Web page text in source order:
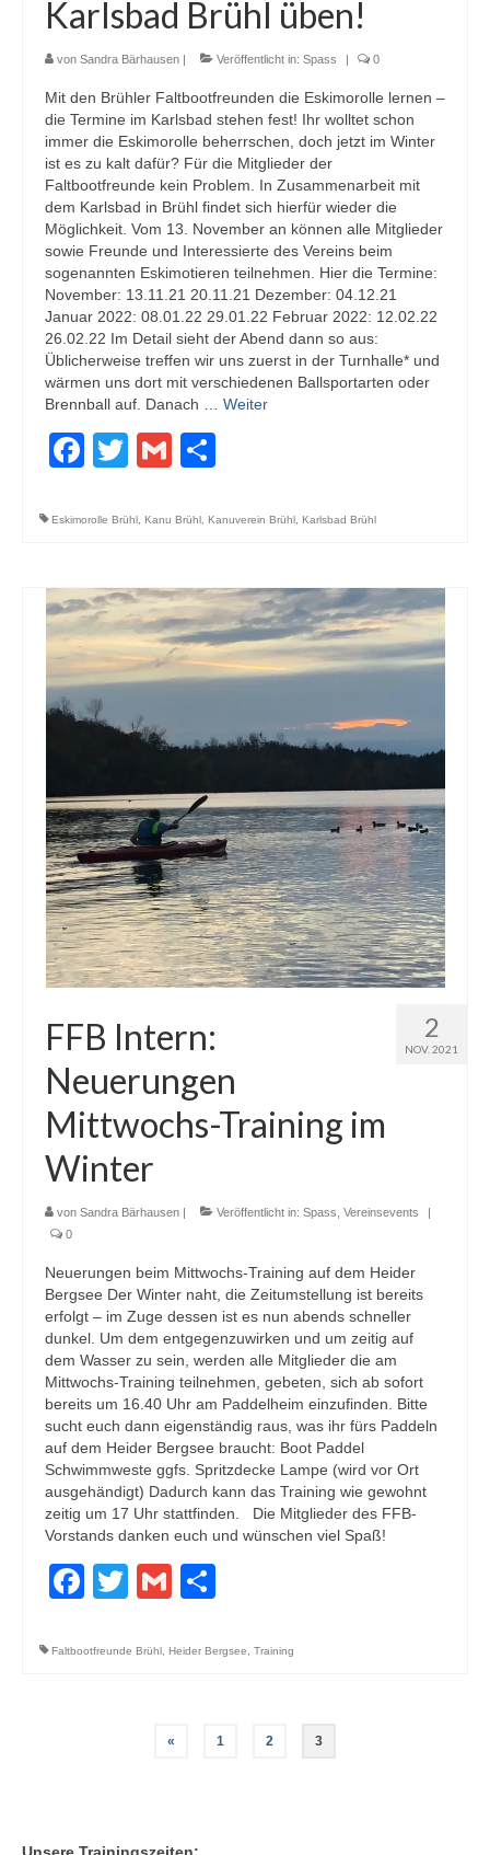
Karlsbad Brühl üben!
von Sandra Bärhausen Veröffentlicht in: Spass 0
Mit den Brühler Faltbootfreunden die Eskimorolle lernen –
die Termine im Karlsbad stehen fest! Ihr wolltet schon
immer die Eskimorolle beherrschen, doch jetzt im Winter
ist es zu kalt dafür? Für die Mitglieder der
Faltbootfreunde kein Problem. In Zusammenarbeit mit
dem Karlsbad in Brühl findet sich hierfür wieder die
Möglichkeit. Vom 13. November an können alle Mitglieder
sowie Freunde und Interessierte des Vereins beim
sogenannten Eskimotieren teilnehmen. Hier die Termine:
November: 13.11.21 20.11.21 Dezember: 04.12.21
Januar 2022: 08.01.22 29.01.22 Februar 2022: 12.02.22
26.02.22 Im Detail sieht der Abend dann so aus:
Üblicherweise treffen wir uns zuerst in der Turnhalle* und
wärmen uns dort mit verschiedenen Ballsportarten oder
Brennball auf. Danach … Weiter
Facebook
TwitterGmail
Eskimorolle Brühl , Kanu Brühl , Kanuverein Brühl , Karlsbad Brühl
2
NOV. 2021
FFB Intern:
Neuerungen
Mittwochs-Training im
Winter
von Sandra Bärhausen Veröffentlicht in: Spass Vereinsevents
0
Neuerungen beim Mittwochs-Training auf dem Heider
Bergsee Der Winter naht, die Zeitumstellung ist bereits
erfolgt – im Zuge dessen ist es nun abends schneller
dunkel. Um dem entgegenzuwirken und um zeitig auf
dem Wasser zu sein, werden alle Mitglieder die am
Mittwochs-Training teilnehmen, gebeten, sich ab sofort
bereits um 16.40 Uhr am Paddelheim einzufinden. Bitte
sucht euch dann eigenständig raus, was ihr fürs Paddeln
auf dem Heider Bergsee braucht: Boot Paddel
Schwimmweste ggfs. Spritzdecke Lampe (wird vor Ort
ausgehändigt) Dadurch kann das Training wie gewohnt
zeitig um 17 Uhr stattfinden. Die Mitglieder des FFB-
Vorstands danken euch und wünschen viel Spaß!
Facebook
TwitterGmail
Faltbootfreunde Brühl , Heider Bergsee, Training
Seitennummerierung
« 1 2 3